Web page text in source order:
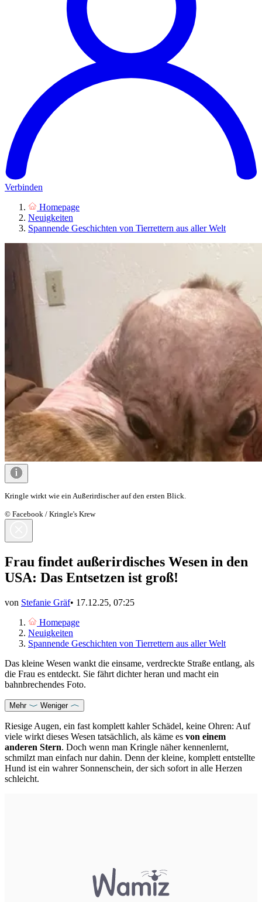
Verbinden
Homepage
Neuigkeiten
Spannende Geschichten von Tierrettern aus aller Welt
Kringle wirkt wie ein Außerirdischer auf den ersten Blick.
© Facebook / Kringle's Krew
Frau findet außerirdisches Wesen in den
USA: Das Entsetzen ist groß!
von Stefanie Gräf• 17.12.25, 07:25
Homepage
Neuigkeiten
Spannende Geschichten von Tierrettern aus aller Welt
Das kleine Wesen wankt die einsame, verdreckte Straße entlang, als
die Frau es entdeckt. Sie fährt dichter heran und macht ein
bahnbrechendes Foto.
Mehr Weniger
Riesige Augen, ein fast komplett kahler Schädel, keine Ohren: Auf
viele wirkt dieses Wesen tatsächlich, als käme es von einem
anderen Stern. Doch wenn man Kringle näher kennenlernt,
schmilzt man einfach nur dahin. Denn der kleine, komplett entstellte
Hund ist ein wahrer Sonnenschein, der sich sofort in alle Herzen
schleicht.